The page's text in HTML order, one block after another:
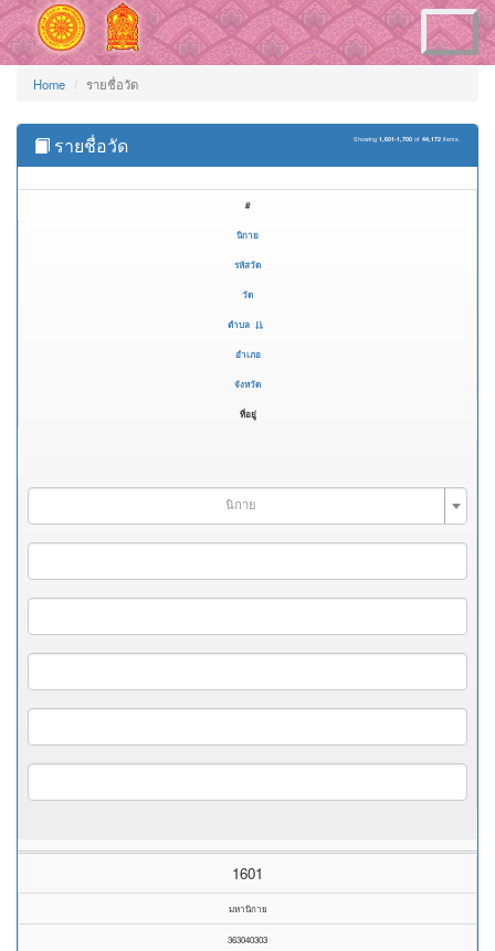
Toggle
navigation
Home รายชื่อวัด
Showing 1,601-1,700 of 44,172 items.
รายชื่อวัด
#
นิกาย
รหัสวัด
วัด
ตำบล
อำเภอ
จังหวัด
ที่อยู่
นิกาย
1601
มหานิกาย
363040303